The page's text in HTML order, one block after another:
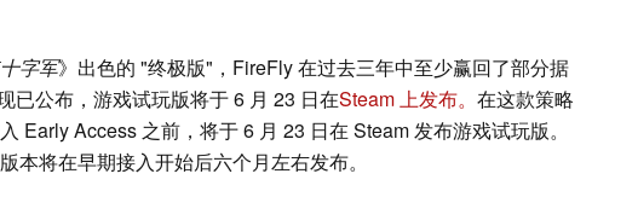
字军》出色的 "终极版"，FireFly 在过去三年中至少赢回了部分据
已公布，游戏试玩版将于 6 月 23 日在Steam 上发布。 在这款策略
Early Access 之前，将于 6 月 23 日在 Steam 发布游戏试玩版。
本将在早期接入开始后六个月左右发布。